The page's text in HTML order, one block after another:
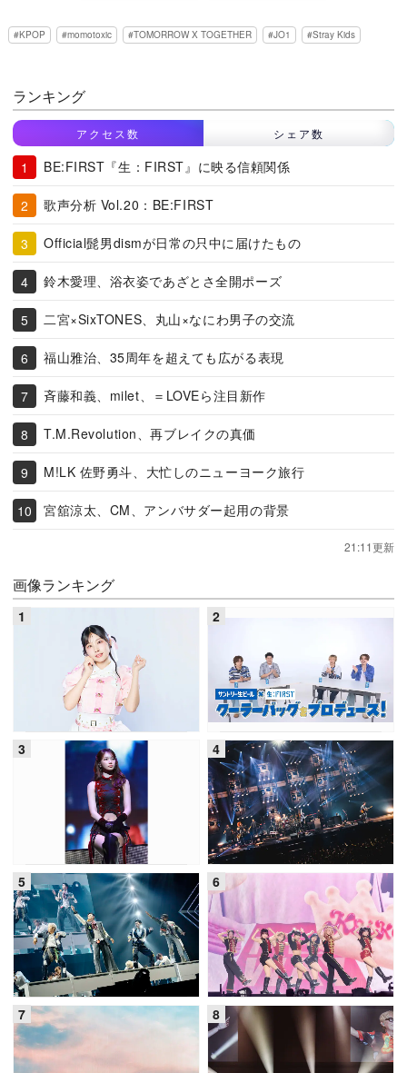
KPOP momotoxic TOMORROW X TOGETHER JO1 Stray Kids
ランキング
アクセス数 シェア数
BE:FIRST『生：FIRST』に映る信頼関係
歌声分析 Vol.20：BE:FIRST
Official髭男dismが日常の只中に届けたもの
鈴木愛理、浴衣姿であざとさ全開ポーズ
二宮×SixTONES、丸山×なにわ男子の交流
福山雅治、35周年を超えても広がる表現
斉藤和義、milet、＝LOVEら注目新作
T.M.Revolution、再ブレイクの真価
M!LK 佐野勇斗、大忙しのニューヨーク旅行
宮舘涼太、CM、アンバサダー起用の背景
21:11更新
画像ランキング